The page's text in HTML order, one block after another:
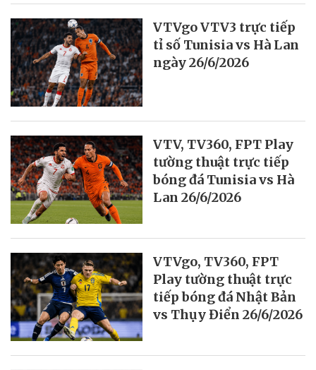
VTVgo VTV3 trực tiếp
tỉ số Tunisia vs Hà Lan
ngày 26/6/2026
VTV, TV360, FPT Play
tường thuật trực tiếp
bóng đá Tunisia vs Hà
Lan 26/6/2026
VTVgo, TV360, FPT
Play tường thuật trực
tiếp bóng đá Nhật Bản
vs Thụy Điển 26/6/2026